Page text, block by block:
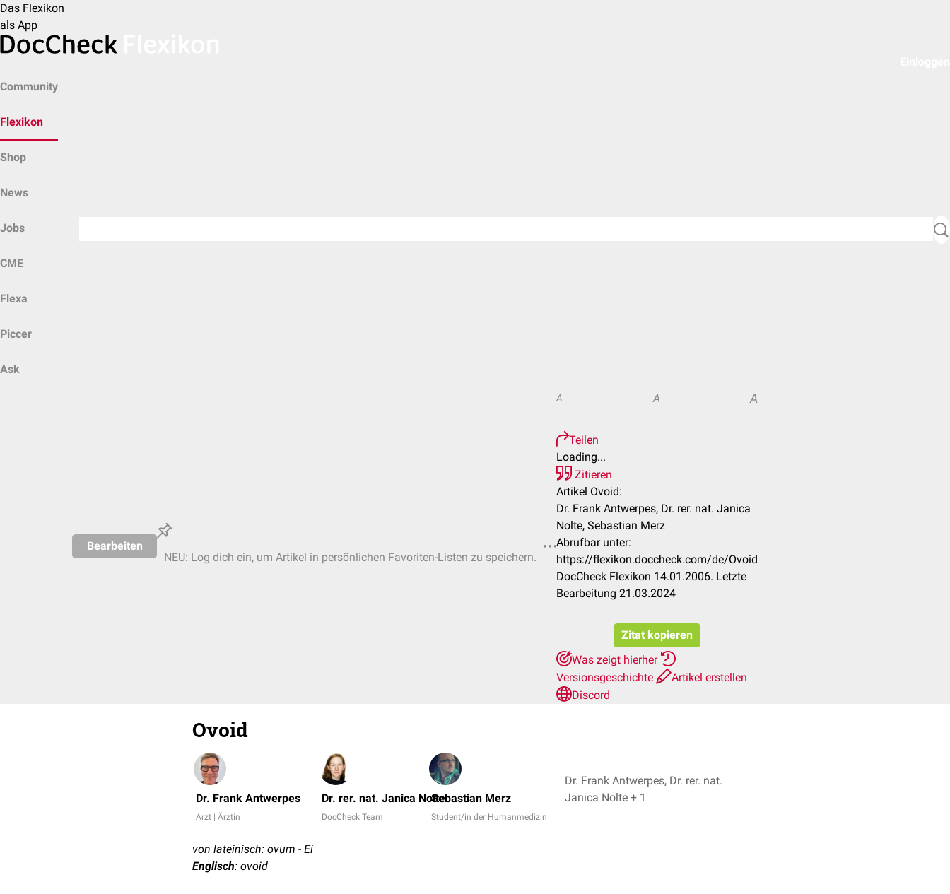
Das Flexikon
als App
Community
Flexikon
Shop
News
Jobs
CME
Flexa
Piccer
Ask
Bearbeiten
NEU: Log dich ein, um Artikel in persönlichen Favoriten-Listen zu speichern.
A A A
Teilen
Loading...
Zitieren
Artikel Ovoid:
Dr. Frank Antwerpes, Dr. rer. nat. Janica
Nolte, Sebastian Merz
Abrufbar unter:
https://flexikon.doccheck.com/de/Ovoid
DocCheck Flexikon 14.01.2006. Letzte
Bearbeitung 21.03.2024
Zitat kopieren
Was zeigt hierher
Versionsgeschichte
Artikel erstellen
Discord
Ovoid
Dr. Frank Antwerpes
Arzt | Ärztin
Dr. rer. nat. Janica Nolte
DocCheck Team
Sebastian Merz
Student/in der Humanmedizin
Dr. Frank Antwerpes, Dr. rer. nat.
Janica Nolte + 1
von lateinisch: ovum - Ei
Englisch: ovoid